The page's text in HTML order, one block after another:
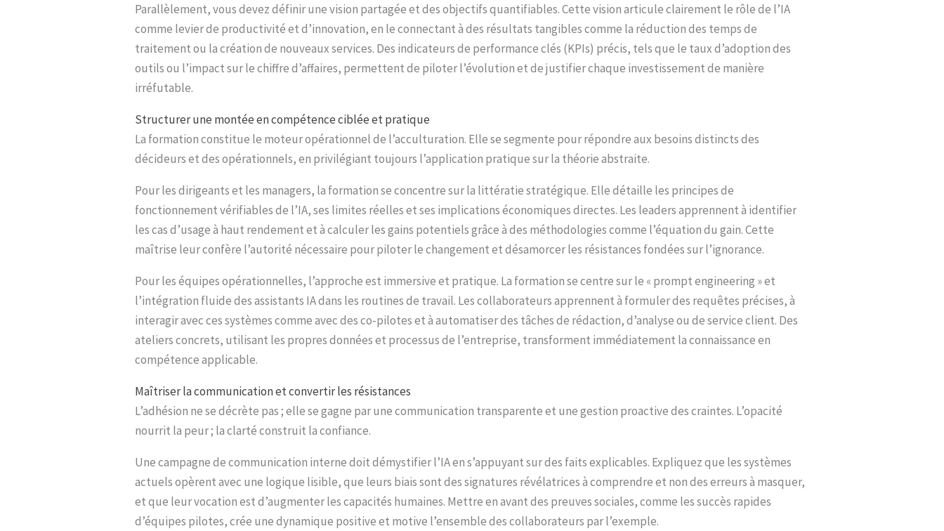
Parallèlement, vous devez définir une vision partagée et des objectifs quantifiables. Cette vision articule clairement le rôle de l’IA
comme levier de productivité et d’innovation, en le connectant à des résultats tangibles comme la réduction des temps de
traitement ou la création de nouveaux services. Des indicateurs de performance clés (KPIs) précis, tels que le taux d’adoption des
outils ou l’impact sur le chiffre d’affaires, permettent de piloter l’évolution et de justifier chaque investissement de manière
irréfutable.
Structurer une montée en compétence ciblée et pratique
La formation constitue le moteur opérationnel de l’acculturation. Elle se segmente pour répondre aux besoins distincts des
décideurs et des opérationnels, en privilégiant toujours l’application pratique sur la théorie abstraite.
Pour les dirigeants et les managers, la formation se concentre sur la littératie stratégique. Elle détaille les principes de
fonctionnement vérifiables de l’IA, ses limites réelles et ses implications économiques directes. Les leaders apprennent à identifier
les cas d’usage à haut rendement et à calculer les gains potentiels grâce à des méthodologies comme l’équation du gain. Cette
maîtrise leur confère l’autorité nécessaire pour piloter le changement et désamorcer les résistances fondées sur l’ignorance.
Pour les équipes opérationnelles, l’approche est immersive et pratique. La formation se centre sur le « prompt engineering » et
l’intégration fluide des assistants IA dans les routines de travail. Les collaborateurs apprennent à formuler des requêtes précises, à
interagir avec ces systèmes comme avec des co-pilotes et à automatiser des tâches de rédaction, d’analyse ou de service client. Des
ateliers concrets, utilisant les propres données et processus de l’entreprise, transforment immédiatement la connaissance en
compétence applicable.
Maîtriser la communication et convertir les résistances
L’adhésion ne se décrète pas ; elle se gagne par une communication transparente et une gestion proactive des craintes. L’opacité
nourrit la peur ; la clarté construit la confiance.
Une campagne de communication interne doit démystifier l’IA en s’appuyant sur des faits explicables. Expliquez que les systèmes
actuels opèrent avec une logique lisible, que leurs biais sont des signatures révélatrices à comprendre et non des erreurs à masquer,
et que leur vocation est d’augmenter les capacités humaines. Mettre en avant des preuves sociales, comme les succès rapides
d’équipes pilotes, crée une dynamique positive et motive l’ensemble des collaborateurs par l’exemple.